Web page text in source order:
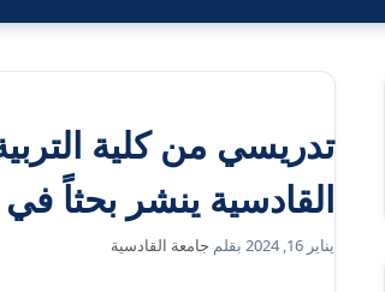
تدريسي من كلية
القادسية ينشر بحثاً
يناير 16, 2024 بقلم جامعة القادسية